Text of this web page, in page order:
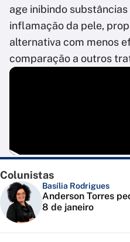
age inibindo
inflamação da pele,
alternativa com menos
comparação a outros
Colunistas
Basília Rodrigues
Anderson Torres
8 de janeiro